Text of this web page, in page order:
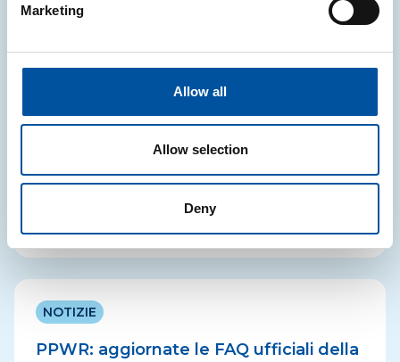
Marketing
Allow all
Allow selection
Deny
Etichettatura degli imballaggi in
Francia, Spagna e Germania:
aggiornamenti note informative CONAI
CONAI ha aggiornate le note informative relative
agli obblighi di etichettatura in Francia, Spagna e
NOTIZIE
PPWR: aggiornate le FAQ ufficiali della